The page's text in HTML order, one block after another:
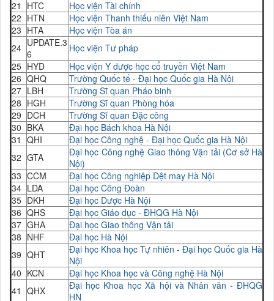
21
HTC
Học viện Tài chính
22 HTN
Học viện Thanh thiếu niên Việt Nam
23 HTA
Học viện Tòa án
24 UPDATE.3
6
Học viện Tư pháp
25 HYD
Học viện Y dược học cổ truyền Việt Nam
26 QHQ
Trường Quốc tế - Đại học Quốc gia Hà Nội
27 LBH
Trường Sĩ quan Pháo binh
28 HGH
Trường Sĩ quan Phòng hóa
29 DCH
Trường Sĩ quan Đặc công
30 BKA
Đại học Bách khoa Hà Nội
31 QHI
Đại học Công nghệ - Đại học Quốc gia Hà Nội
32 GTA
Đại học Công nghệ Giao thông Vận tải (Cơ sở Hà
Nội)
33 CCM
Đại học Công nghiệp Dệt may Hà Nội
34 LDA
Đại học Công Đoàn
35 DKH
Đại học Dược Hà Nội
36 QHS
Đại học Giáo dục - ĐHQG Hà Nội
37 GHA
Đại học Giao thông Vận tải
38 NHF
Đại học Hà Nội
39 QHT
Đại học Khoa học Tự nhiên - Đại học Quốc gia Hà
Nội
40 KCN
Đại học Khoa học và Công nghệ Hà Nội
41 QHX
Đại học Khoa học Xã hội và Nhân văn - ĐHQG
HN